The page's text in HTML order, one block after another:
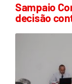
Sampaio
decisão